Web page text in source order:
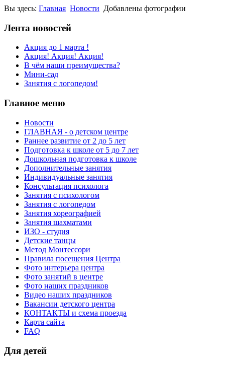
Вы здесь: Главная Новости Добавлены фотографии
Лента новостей
Акция до 1 марта !
Акция! Акция! Акция!
В чём наши преимущества?
Мини-сад
Занятия с логопедом!
Главное меню
Новости
ГЛАВНАЯ - о детском центре
Раннее развитие от 2 до 5 лет
Подготовка к школе от 5 до 7 лет
Дошкольная подготовка к школе
Дополнительные занятия
Индивидуальные занятия
Консультация психолога
Занятия с психологом
Занятия с логопедом
Занятия хореографией
Занятия шахматами
ИЗО - студия
Детские танцы
Метод Монтессори
Правила посещения Центра
Фото интерьера центра
Фото занятий в центре
Фото наших праздников
Видео наших праздников
Вакансии детского центра
КОНТАКТЫ и схема проезда
Карта сайта
FAQ
Для детей